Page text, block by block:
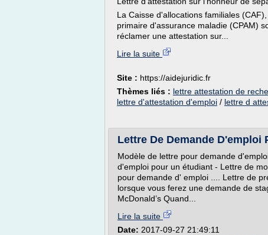
La Caisse d'allocations familiales
primaire d'assurance maladie (CPAM)
réclamer une attestation sur...
Lire la suite
Site : https://aidejuridic.fr
Thèmes liés : lettre attestation de
lettre d'attestation d'emploi / lettre d
Lettre De Demande
Modèle de lettre pour demande
d'emploi pour un étudiant - Lettre de
pour demande d' emploi .... Lettre de
lorsque vous ferez une demande de
McDonald’s Quand...
Lire la suite
Date: 2017-09-27 21:49:11